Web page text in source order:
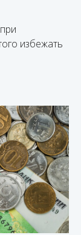
избежать